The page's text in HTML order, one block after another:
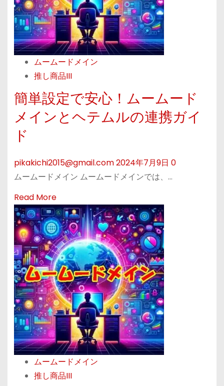
！
」
ャ
ン
セ
ル
・
返
金
に
つ
の
ガ
ド
ラ
イ
ン
」
a
b
o
u
t
ム
ー
ム
ー
イ
ン
簡
単
に
ド
メ
イ
ン
情
報
を
変
更
し
ムームードメイン
推し商品III
簡単設定で安心！ムームード
メインとヘテムルの連携ガイ
ド
pikakichi2015@gmail.com2024年7月9日 0
ムームードメイン ムームードメインでは、…
Read MoreR
e
a
d
m
o
r
e
a
b
o
u
t
簡
ムームードメイン
推し商品III